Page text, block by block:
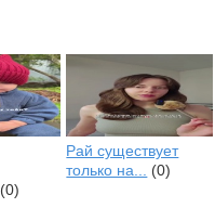
(0)
Рай существует
только на...
(0)